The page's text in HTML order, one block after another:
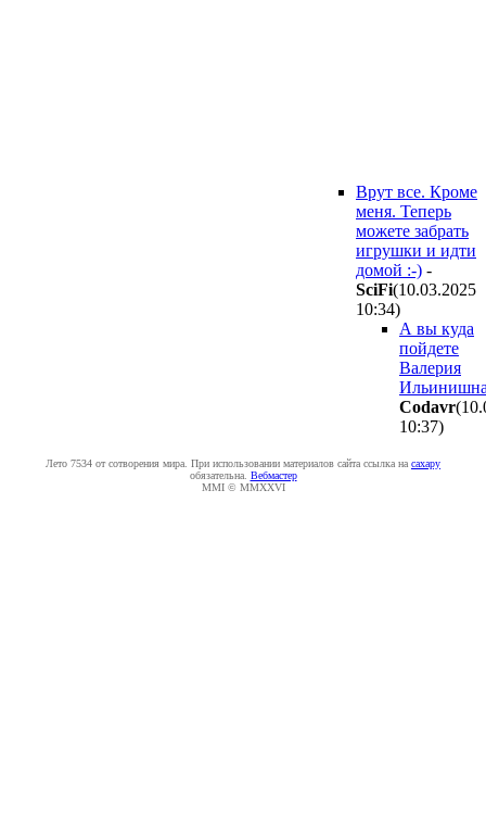
Врут все. Кроме
меня. Теперь
можете забрать
игрушки и идти
домой :-) -
SciFi(10.03.2025
10:34)
А вы куда
пойдете
Валерия
Codavr
10:37)
Лето 7534 от сотворения мира. При использовании материалов сайта ссылка на caxapу
обязательна. Вебмастер
MMI © MMXXVI